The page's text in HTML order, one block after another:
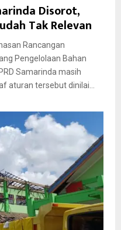
Disorot,
Tak Relevan
Rancangan
Pengelolaan Bahan
Samarinda masih
aturan tersebut dinilai...